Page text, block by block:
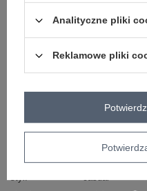
sposób prania : pranie w pralce w
Kod produktu
WT-BZ-
Analityczne pliki
Reklamowe pliki